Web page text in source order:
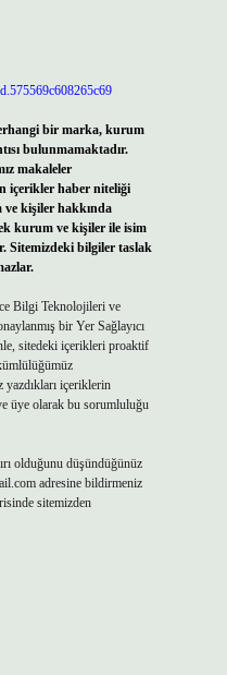
bir marka, kurum
bulunmamaktadır.
makaleler
içerikler haber niteliği
ve kişiler hakkında
kurum ve kişiler ile isim
Sitemizdeki bilgiler taslak
Bilgi Teknolojileri ve
bir Yer Sağlayıcı
sitedeki içerikleri proaktif
yazdıkları içeriklerin
üye olarak bu sorumluluğu
olduğunu düşündüğünüz
adresine bildirmeniz
sitemizden